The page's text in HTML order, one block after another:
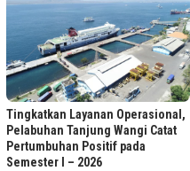
Tingkatkan Layanan Operasional,
Pelabuhan Tanjung Wangi Catat
Pertumbuhan Positif pada
Semester I – 2026